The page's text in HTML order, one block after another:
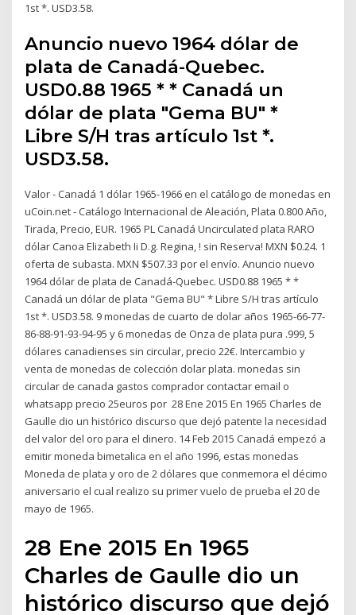
1st *. USD3.58.
Anuncio nuevo 1964 dólar de
plata de Canadá-Quebec.
USD0.88 1965 * * Canadá un
dólar de plata "Gema BU" *
Libre S/H tras artículo 1st *.
USD3.58.
Valor - Canadá 1 dólar 1965-1966 en el catálogo de monedas en
uCoin.net - Catálogo Internacional de Aleación, Plata 0.800 Año,
Tirada, Precio, EUR. 1965 PL Canadá Uncirculated plata RARO
dólar Canoa Elizabeth Ii D.g. Regina, ! sin Reserva! MXN $0.24. 1
oferta de subasta. MXN $507.33 por el envío. Anuncio nuevo
1964 dólar de plata de Canadá-Quebec. USD0.88 1965 * *
Canadá un dólar de plata "Gema BU" * Libre S/H tras artículo
1st *. USD3.58. 9 monedas de cuarto de dolar años 1965-66-77-
86-88-91-93-94-95 y 6 monedas de Onza de plata pura .999, 5
dólares canadienses sin circular, precio 22€. Intercambio y
venta de monedas de colección dolar plata. monedas sin
circular de canada gastos comprador contactar email o
whatsapp precio 25euros por 28 Ene 2015 En 1965 Charles de
Gaulle dio un histórico discurso que dejó patente la necesidad
del valor del oro para el dinero. 14 Feb 2015 Canadá empezó a
emitir moneda bimetalica en el año 1996, estas monedas
Moneda de plata y oro de 2 dólares que conmemora el décimo
aniversario el cual realizo su primer vuelo de prueba el 20 de
mayo de 1965.
28 Ene 2015 En 1965
Charles de Gaulle dio un
histórico discurso que dejó